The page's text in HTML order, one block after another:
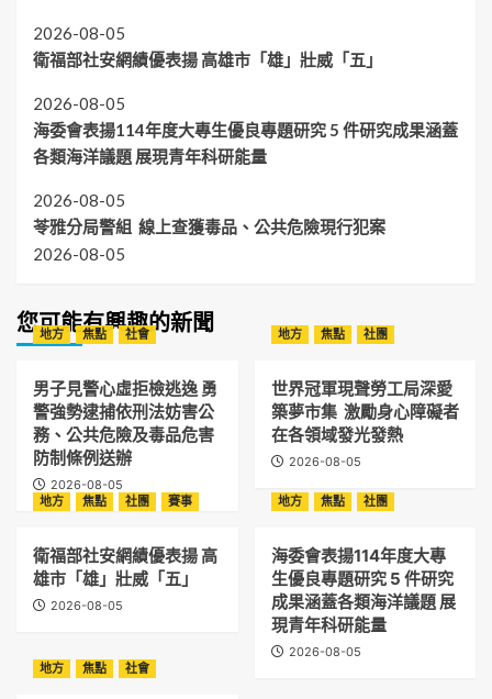
2026-08-05
衛福部社安網績優表揚 高雄市「雄」壯威「五」
2026-08-05
海委會表揚114年度大專生優良專題研究 5 件研究成果涵蓋
各類海洋議題 展現青年科研能量
2026-08-05
苓雅分局警組 線上查獲毒品、公共危險現行犯案
2026-08-05
您可能有興趣的新聞
地方 焦點 社會
男子見警心虛拒檢逃逸 勇
警強勢逮捕依刑法妨害公
務、公共危險及毒品危害
防制條例送辦
2026-08-05
地方 焦點 社團
世界冠軍現聲勞工局深愛
築夢市集 激勵身心障礙者
在各領域發光發熱
2026-08-05
地方 焦點 社團 賽事
衛福部社安網績優表揚 高
雄市「雄」壯威「五」
2026-08-05
地方 焦點 社團
海委會表揚114年度大專
生優良專題研究 5 件研究
成果涵蓋各類海洋議題 展
現青年科研能量
2026-08-05
地方
焦點 社會